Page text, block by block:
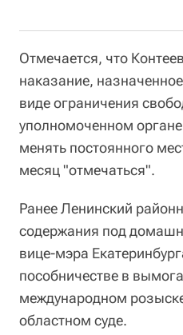
Отмечается, что
наказание,
виде ограничения
уполномоченном
менять постоянного
месяц "отмечаться".
Ранее Ленинский
содержания под
вице-мэра
пособничестве в
международном
областном суде.